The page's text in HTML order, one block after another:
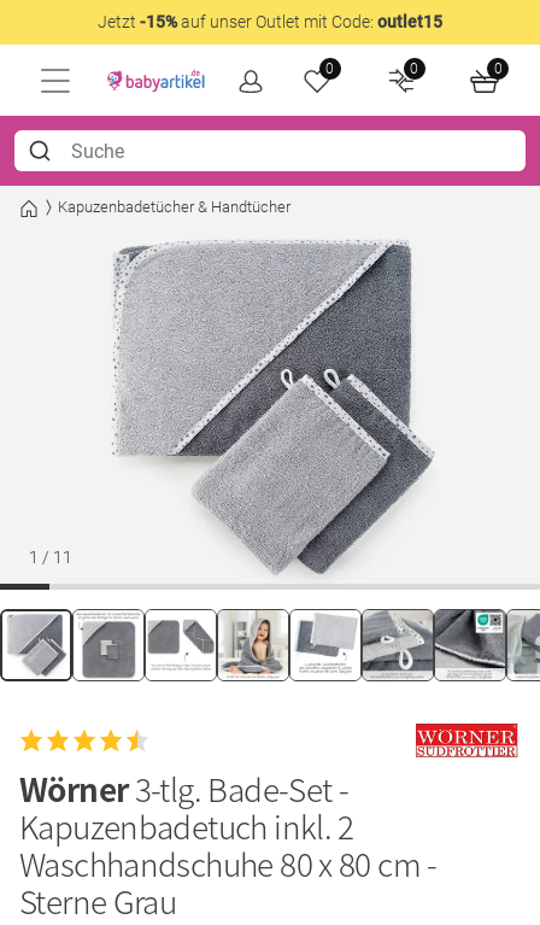
Jetzt -15%auf unser Outlet mit Code: outlet15
0 0 0
Kapuzenbadetücher & Handtücher
1 / 11
Wörner3-tlg. Bade-Set -
Kapuzenbadetuch inkl. 2
Waschhandschuhe 80 x 80 cm -
Sterne Grau